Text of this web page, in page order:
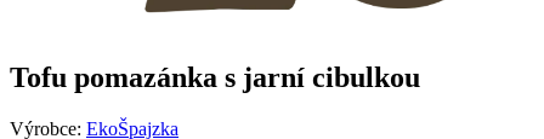
Tofu pomazánka s jarní cibulkou
Výrobce: EkoŠpajzka